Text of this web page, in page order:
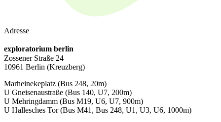
Adresse
exploratorium berlin
Zossener Straße 24
10961 Berlin (Kreuzberg)
Marheinekeplatz (Bus 248, 20m)
U Gneisenaustraße (Bus 140, U7, 200m)
U Mehringdamm (Bus M19, U6, U7, 900m)
U Hallesches Tor(Bus M41, Bus 248, U1, U3, U6, 1000m)